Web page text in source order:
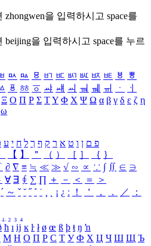
zhongwen을 입력하시고 space를
beijing을 입력하시고 space를 누르
ㅯ ㅰ ㅱ ㅲ ㅳ ㅴ ㅵ ㅶ ㅷ ㅸ
ㅹ
ㆄ ㆅ ㆆ ㆇ ㆈ ㆉ ㆊ ㆋ ㆌ ㆍ
ㆎ
Ξ Ο Π Ρ Σ ΤΥ Φ Χ Ψ Ω α β γ δ ε ζ η
ω
פ ם ן ו ט א ר ק ף ך ל ח י ע
【 】 ＂ （ ） ［ ］ ｛ ｝
∂ ∇ ≡ ≒ ≪ ≫ √ ∽ ∝ ∵ ∫ ∬ ∈ ∋
∀ ∃ ∮ ∑ ∏ ＋ － ＜ ＝
＞
´ ～ ˇ ˘ ˝ ˚ ˙ ¸ ¡ ¿ ː ！ ＇ ， ． ／
：
₁ ₂ ₃ ₄
ħ ı ĳ ĸ ŀ ł ø œ ß þ ŧ ŋ ŉ
М Н О П Р С Т У Ф Х Ц Ч Ш Щ Ъ